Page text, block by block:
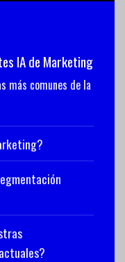
IA de Marketing
más comunes de la